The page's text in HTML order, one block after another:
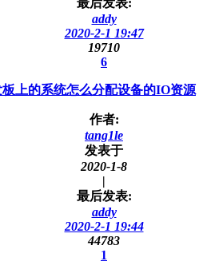
addy
2020-2-1 19:47
19710
6
上的系统怎么分配设备的IO资源
作者:
tang1le
发表于
2020-1-8
|
最后发表:
addy
2020-2-1 19:44
44783
1